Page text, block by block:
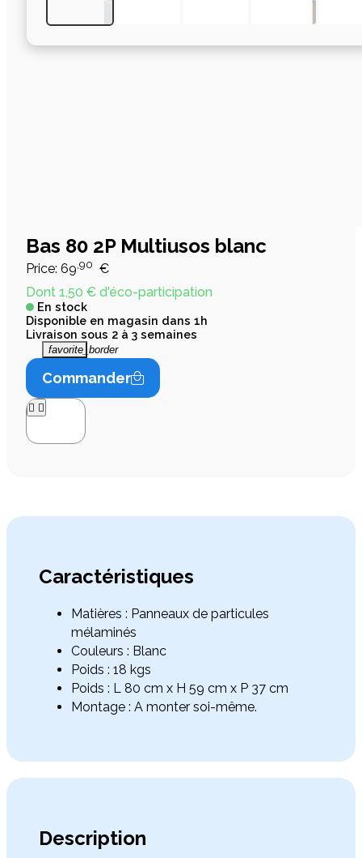
Bas 80 2P Multiusos blanc
Price: 69 ,90 €
Dont 1,50 € d'éco-participation
En stock
Disponible en magasin dans 1h
Livraison sous 2 à 3 semaines
favorite_border
Commander
 
Caractéristiques
Matières : Panneaux de particules
mélaminés
Couleurs : Blanc
Poids : 18 kgs
Poids : L 80 cm x H 59 cm x P 37 cm
Montage : A monter soi-même.
Description